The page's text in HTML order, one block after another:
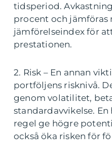
tidsperiod.
procent och jämföras
jämförelseindex för
prestationen.
2. Risk – En annan
portföljens risknivå.
genom volatilitet,
standardavvikelse.
regel ge högre
också öka risken för